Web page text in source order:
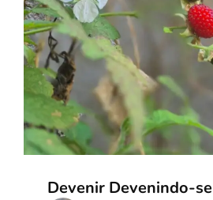
Devenir Devenindo-se